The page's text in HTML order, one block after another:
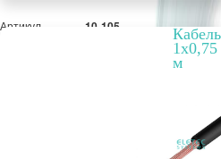
Артикул 10-105
м